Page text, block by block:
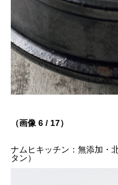
（画像 6 / 17）
ナムヒキッチン：無添加・
タン）